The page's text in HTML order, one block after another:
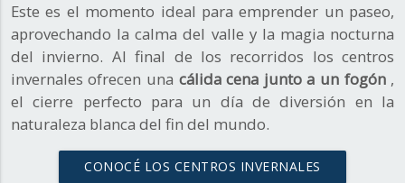
Este es el momento ideal para emprender un paseo,
aprovechando la calma del valle y la magia nocturna
del invierno. Al final de los recorridos los centros
invernales ofrecen una cálida cena junto a un fogón,
el cierre perfecto para un día de diversión en la
naturaleza blanca del fin del mundo.
CONOCÉ LOS CENTROS INVERNALES